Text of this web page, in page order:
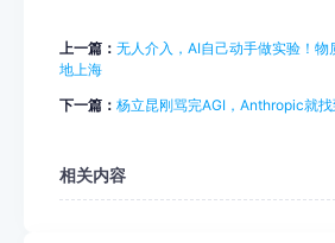
上一篇： 无人介入，AI自己动手做实验！
地上海
下一篇： 杨立昆刚骂完AGI，Anthropic就
相关内容